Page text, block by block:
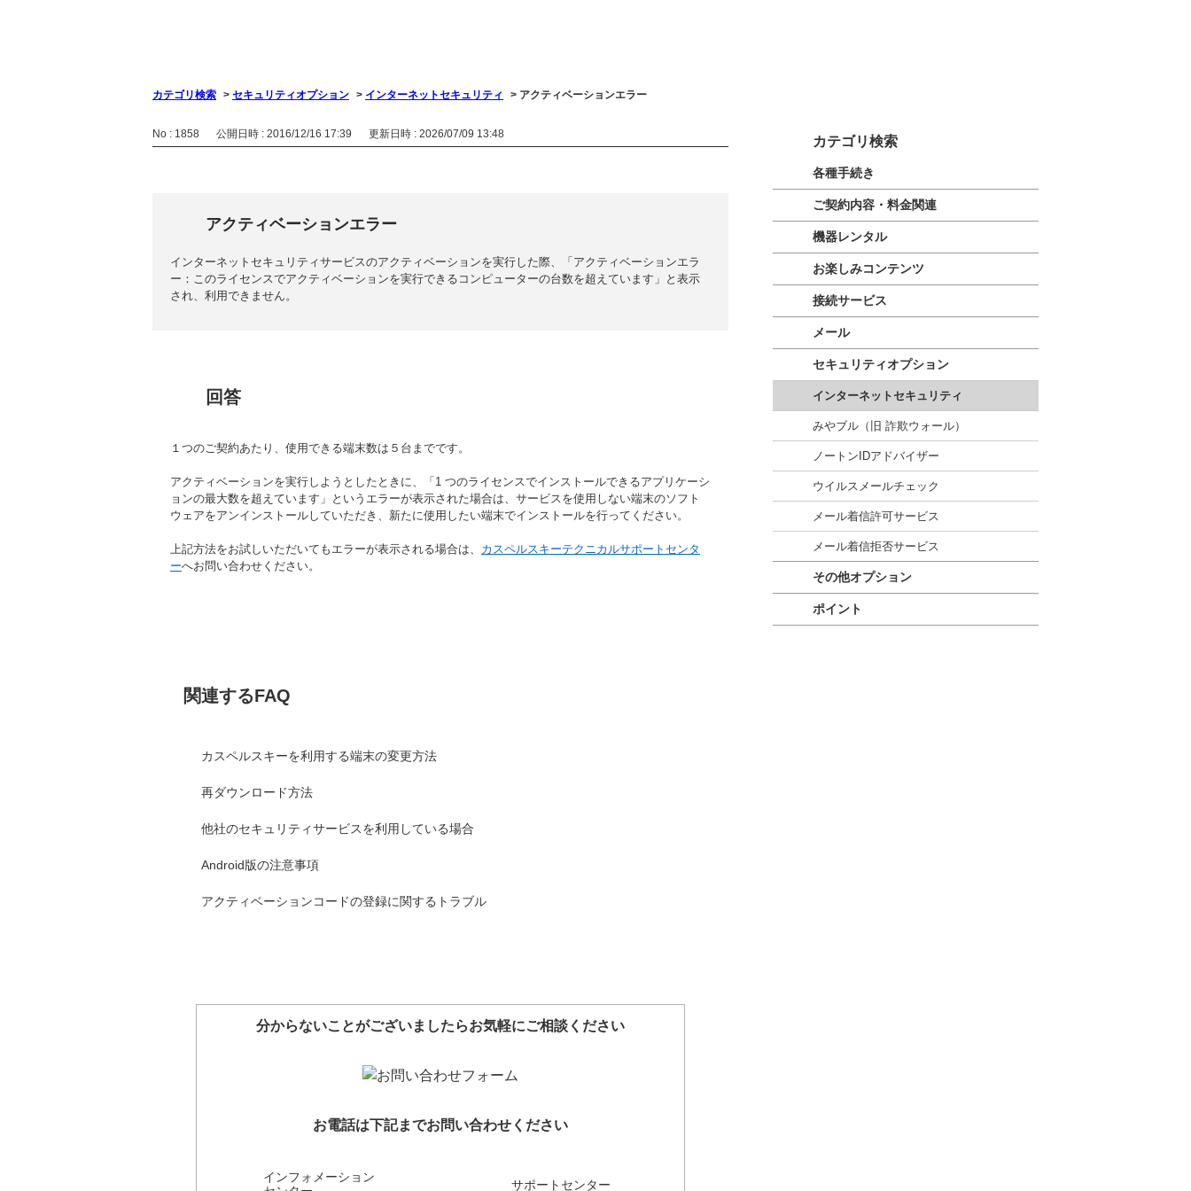
カテゴリ検索 > セキュリティオプション > インターネットセキュリティ > アクティベーションエラー
カテゴリ検索
各種手続き
ご契約内容・料金関連
機器レンタル
お楽しみコンテンツ
接続サービス
メール
セキュリティオプション
インターネットセキュリティ
みやブル（旧 詐欺ウォール）
ノートンIDアドバイザー
ウイルスメールチェック
メール着信許可サービス
メール着信拒否サービス
その他オプション
ポイント
No : 1858 公開日時 : 2016/12/16 17:39 更新日時 : 2026/07/09 13:48
アクティベーションエラー
インターネットセキュリティサービスのアクティベーションを実行した際、「アクティベーションエラ
ー：このライセンスでアクティベーションを実行できるコンピューターの台数を超えています」と表示
され、利用できません。
回答
１つのご契約あたり、使用できる端末数は５台までです。
アクティベーションを実行しようとしたときに、「1 つのライセンスでインストールできるアプリケーシ
ョンの最大数を超えています」というエラーが表示された場合は、サービスを使用しない端末のソフト
ウェアをアンインストールしていただき、新たに使用したい端末でインストールを行ってください。
上記方法をお試しいただいてもエラーが表示される場合は、 カスペルスキーテクニカルサポートセンタ
ーへお問い合わせください。
関連するFAQ
カスペルスキーを利用する端末の変更方法
再ダウンロード方法
他社のセキュリティサービスを利用している場合
Android版の注意事項
アクティベーションコードの登録に関するトラブル
分からないことがございましたらお気軽にご相談ください
お電話は下記までお問い合わせください
インフォメーション
サポートセンター